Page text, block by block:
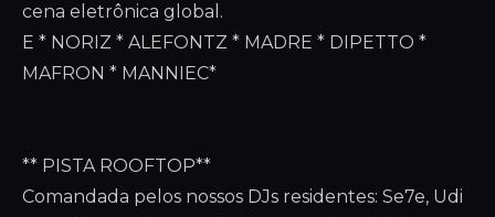
cena eletrônica global.
E * NORIZ * ALEFONTZ * MADRE * DIPETTO *
MAFRON * MANNIEC*
** PISTA ROOFTOP**
Comandada pelos nossos DJs residentes: Se7e, Udi